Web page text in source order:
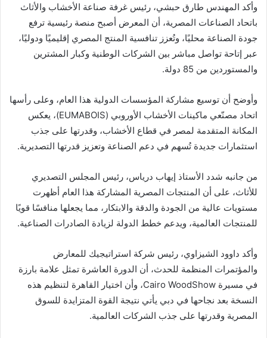
وأكد المهندس طارق حبشي، رئيس غرفة صناعة الأخشاب والأثاث
باتحاد الصناعات المصرية، أن المعرض أصبح منصة رئيسية ترفع
جودة الصناعة محليًا، وتُعزز تنافسية المنتج المصري إقليميًا ودوليًا،
عبر إتاحة تواصل مباشر بين الشركات الوطنية وكبار المشترين
والمستوردين من 85 دولة.
وأوضح أن توسيع مشاركة المؤسسات الدولية هذا العام، وعلى رأسها
اتحاد مصنّعي ماكينات الأخشاب الأوروبي (EUMABOIS)، يعكس
المكانة المتقدمة لمصر في قطاع الأخشاب، وقدرتها على جذب
استثمارات جديدة تُسهم في دعم الصناعة وتعزيز قدرتها التصديرية.
من جانبه شدد الأستاذ إيهاب درياس، رئيس المجلس التصديري
للأثاث، على أن المنتجات المصرية المشاركة هذا العام أظهرت
مستويات عالية من الجودة والدقة والابتكار، مما يجعلها منافسًا قويًا
للمنتجات العالمية، ويدعم خطط الدولة لزيادة الصادرات الصناعية.
وأكد داوود الشيزاوي، رئيس شركة استراتيجيك للمعارض
والمؤتمرات المنظمة للحدث، أن الدورة العاشرة تمثل علامة بارزة
في مسيرة Cairo WoodShow، وأن اختيار القاهرة لتنظيم هذه
النسخة بعد نجاحها في دبي يأتي نتيجة القوة المتزايدة للسوق
المصرية وقدرتها على جذب الشركات العالمية.